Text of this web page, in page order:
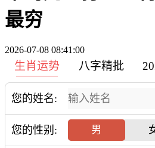
最穷
2026-07-08 08:41:00
生肖运势 八字精批
您的姓名:
您的性别: 男